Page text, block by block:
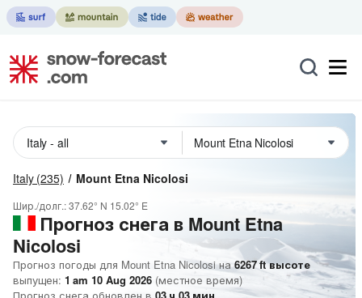
Italy (235) Mount Etna Nicolosi
Шир./долг.:37.62° N 15.02° E
Прогноз снега в Mount Etna
Nicolosi
Прогноз погоды для Mount Etna Nicolosi на 6267ftвысоте
выпущен: 1 am 10 Aug 2026 (местное время)